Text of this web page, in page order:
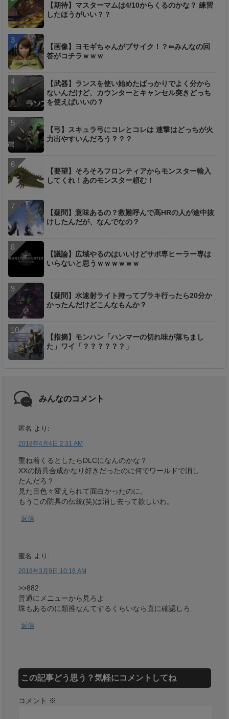
【期待】マスターマムは4/10からくるのかな？ 練習
したほうがいい？？
【画像】ヨモギちゃんがブサイク！？⇐みんなの回
答がコチラｗｗｗ
【武器】ランスを使い始めたばっかりでよく分から
ないんだけど、カウンターとキャンセル突きどっち
を使えばいいの？
【弓】スキュラ弓にコレとコレは 連撃はどっちが火
力出やすいんだろう？？？
【要望】そろそろフロンティアからモンスター輸入
してくれ！あのモンスター頼む！
【疑問】意味あるの？救難呼んで高HRの人が途中抜
けしたんだが、なんでなの？
【議論】広域やるのはいいけどサポ専ヒーラー専は
いらないと思うｗｗｗｗｗｗ
【疑問】水速射ライト持ってブラキ行ったら20分か
かったんだけどこんなもんか？
【指摘】モンハン「ハンマーの切れ味が落ちまし
た」ワイ「？？？？？？」
みんなのコメント
匿名 より:
2018年4月4日 2:31 AM
重ね着くるとしたらDLCになんのかな？
XXの防具合成かなり好きだったのに何でワールドで消し
たんだろ？
見た目色々変えられて面白かったのに。
もうこの防具の伝統(笑)は消し去って欲しいわ。
返信
匿名 より:
2018年3月9日 10:18 AM
>>882
普通にメニューから見ろよ
珠もあるのに類推なんてするくらいなら直に確認しろ
返信
この記事どう思う？気軽にコメントしてね
コメント ※